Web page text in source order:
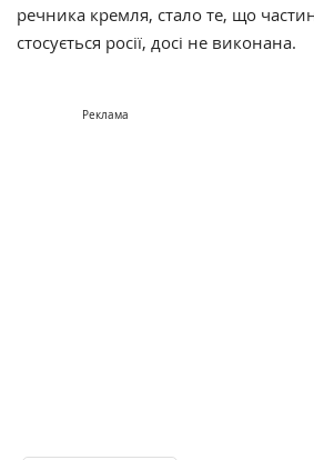
речника кремля, стало те, що
стосується росії, досі не виконана.
Реклама